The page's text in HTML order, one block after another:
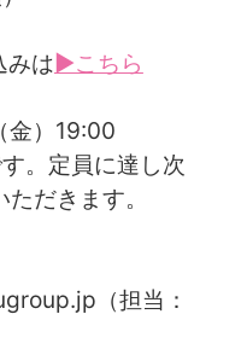
みは▶こちら
金）19:00
。定員に達し次
だきます。
（担当：